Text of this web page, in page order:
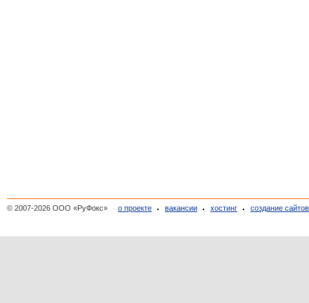
© 2007-2026 ООО «РуФокс» о проекте вакансии хостинг создание сайтов